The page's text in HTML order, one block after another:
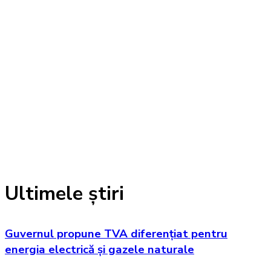
Ultimele știri
Guvernul propune TVA diferențiat pentru
energia electrică și gazele naturale